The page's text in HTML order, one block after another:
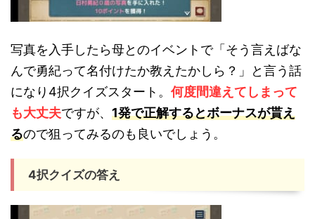
写真を入手したら母とのイベントで「そう言えばな
んで勇紀って名付けたか教えたかしら？」と言う話
になり4択クイズスタート。 何度間違えてしまって
も大丈夫ですが、 1発で正解するとボーナスが貰え
るので狙ってみるのも良いでしょう。
4択クイズの答え